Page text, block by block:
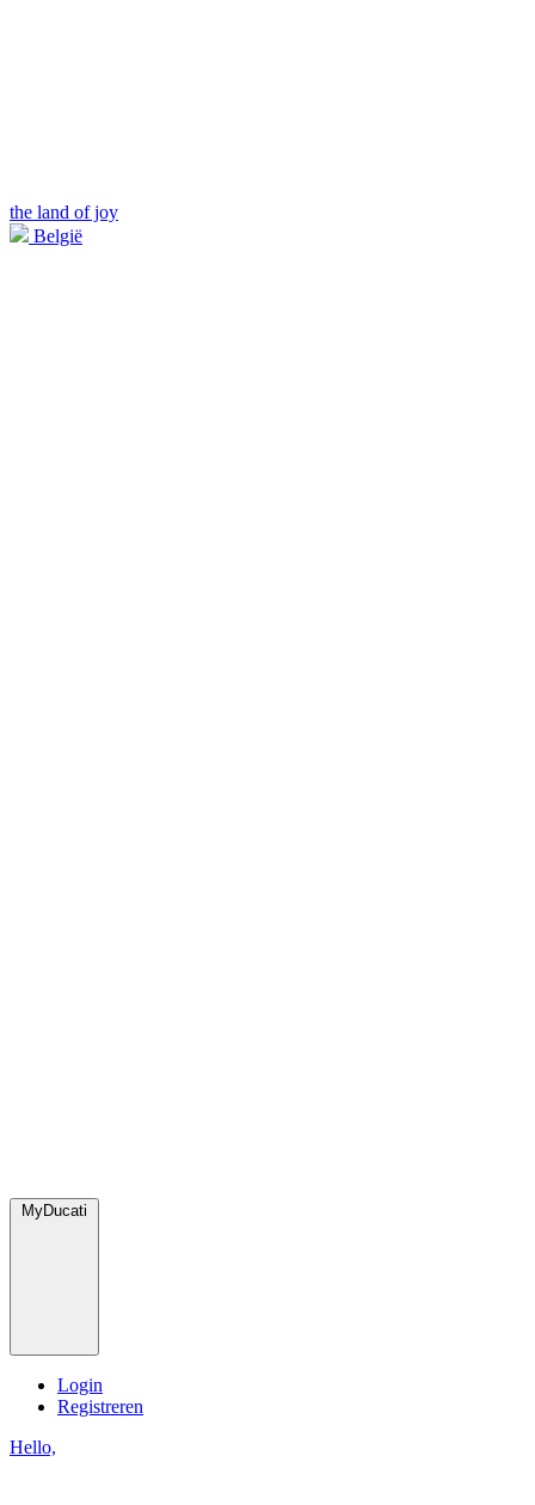
the land of joy
België
MyDucati
Login
Registreren
Hello,